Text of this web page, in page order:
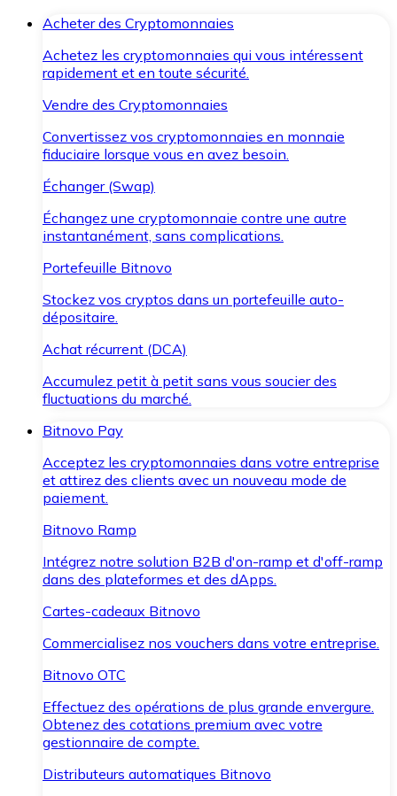
Acheter des Cryptomonnaies
Achetez les cryptomonnaies qui vous intéressent
rapidement et en toute sécurité.
Vendre des Cryptomonnaies
Convertissez vos cryptomonnaies en monnaie
fiduciaire lorsque vous en avez besoin.
Échanger (Swap)
Échangez une cryptomonnaie contre une autre
instantanément, sans complications.
Portefeuille Bitnovo
Stockez vos cryptos dans un portefeuille auto-
dépositaire.
Achat récurrent (DCA)
Accumulez petit à petit sans vous soucier des
fluctuations du marché.
Bitnovo Pay
Acceptez les cryptomonnaies dans votre entreprise
et attirez des clients avec un nouveau mode de
paiement.
Bitnovo Ramp
Intégrez notre solution B2B d'on-ramp et d'off-ramp
dans des plateformes et des dApps.
Cartes-cadeaux Bitnovo
Commercialisez nos vouchers dans votre entreprise.
Bitnovo OTC
Effectuez des opérations de plus grande envergure.
Obtenez des cotations premium avec votre
gestionnaire de compte.
Distributeurs automatiques Bitnovo